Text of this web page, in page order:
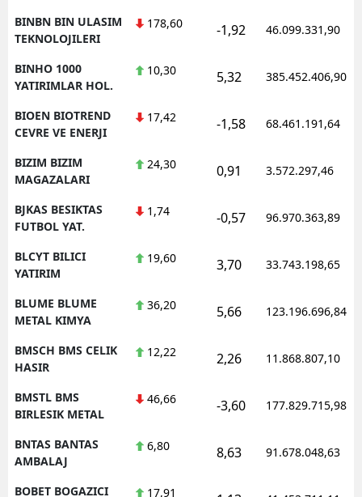
BINBN BIN ULASIM
TEKNOLOJILERI
178,60 -1,92 46.099.331,90
BINHO 1000
YATIRIMLAR HOL.
10,30 5,32 385.452.406,90
BIOEN BIOTREND
CEVRE VE ENERJI
17,42 -1,58 68.461.191,64
BIZIM BIZIM
MAGAZALARI
24,30 0,91 3.572.297,46
BJKAS BESIKTAS
FUTBOL YAT.
1,74 -0,57 96.970.363,89
BLCYT BILICI
YATIRIM
19,60 3,70 33.743.198,65
BLUME BLUME
METAL KIMYA
36,20 5,66 123.196.696,84
BMSCH BMS CELIK
HASIR
12,22 2,26 11.868.807,10
BMSTL BMS
BIRLESIK METAL
46,66 -3,60 177.829.715,98
BNTAS BANTAS
AMBALAJ
6,80 8,63 91.678.048,63
BOBET BOGAZICI 17,91